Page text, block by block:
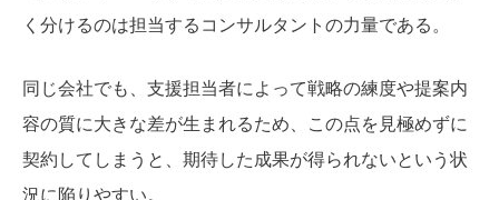
く分けるのは担当するコンサルタントの力量である。
同じ会社でも、支援担当者によって戦略の練度や提案内
容の質に大きな差が生まれるため、この点を見極めずに
契約してしまうと、期待した成果が得られないという状
況に陥りやすい。